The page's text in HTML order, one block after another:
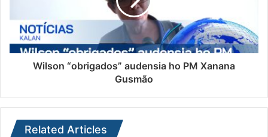
Wilson “obrigados” audensia ho PM Xanana
Gusmão
Related Articles